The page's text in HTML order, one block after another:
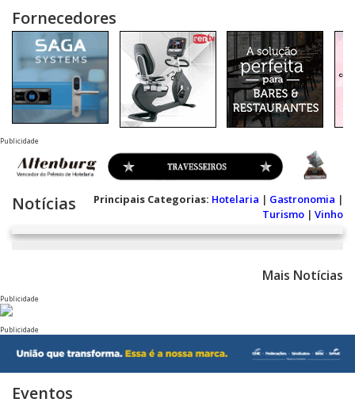
Fornecedores
Publicidade
Notícias Principais Categorias: Hotelaria | Gastronomia |
Turismo | Vinho
Mais Notícias
Publicidade
Publicidade
Eventos